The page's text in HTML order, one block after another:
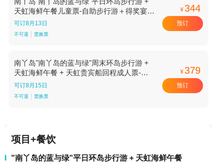
天虹海鲜午餐儿童票-自助步行游＋得奖宴
A【自助步行游＋得奖宴 A】
可订8月13日
不可退 需换票
¥344
预订
南丫岛"南丫岛的蓝与绿"周末环岛步行游 +
天虹海鲜午餐 + 天虹贵宾船回程成人票-自
助步行游＋得奖宴 A【自助步行游＋得奖宴
A】
可订8月15日
不可退 需换票
¥379
预订
项目+餐饮
"南丫岛的蓝与绿"平日环岛步行游 + 天虹海鲜午餐